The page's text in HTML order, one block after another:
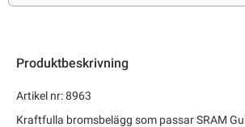
Produktbeskrivning
Artikel nr: 8963
Kraftfulla bromsbelägg som passar SRAM